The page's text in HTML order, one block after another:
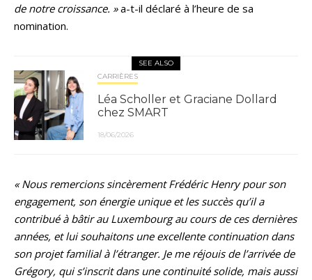
de notre croissance. »a-t-il déclaré à l’heure de sa
nomination.
SEE ALSO
CARRIÈRES
Léa Scholler et Graciane Dollard
chez SMART
18/06/2026
« Nous remercions sincèrement Frédéric Henry pour son
engagement, son énergie unique et les succès qu’il a
contribué à bâtir au Luxembourg au cours de ces dernières
années, et lui souhaitons une excellente continuation dans
son projet familial à l’étranger. Je me réjouis de l’arrivée de
Grégory, qui s’inscrit dans une continuité solide, mais aussi